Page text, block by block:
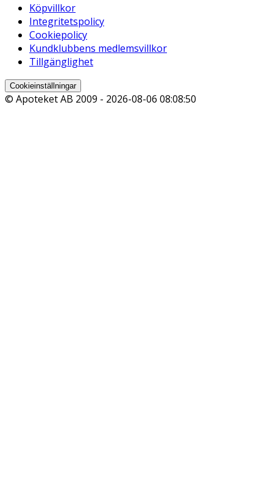
Köpvillkor
Integritetspolicy
Cookiepolicy
Kundklubbens medlemsvillkor
Tillgänglighet
Cookieinställningar
© Apoteket AB 2009 - 2026-08-06 08:08:50